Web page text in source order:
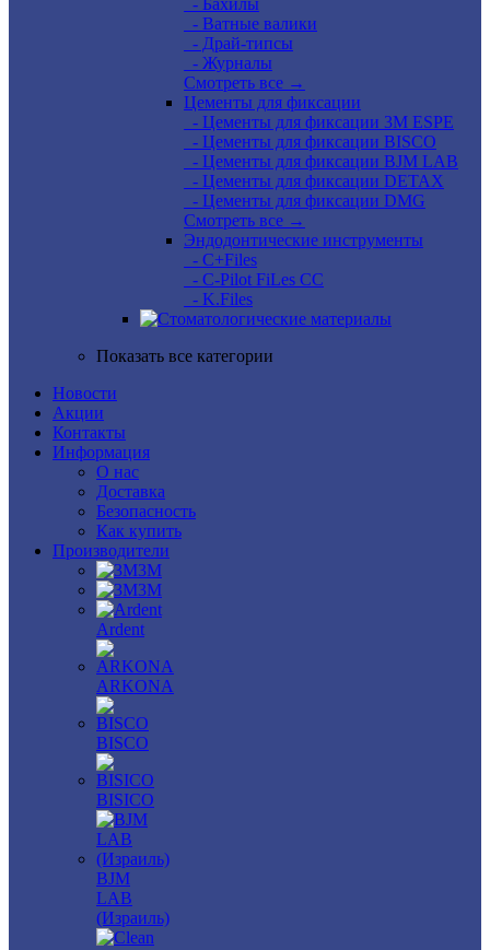
- Бахилы
- Ватные валики
- Драй-типсы
- Журналы
Смотреть все →
Цементы для фиксации
- Цементы для фиксации 3M ESPE
- Цементы для фиксации BISCO
- Цементы для фиксации BJM LAB
- Цементы для фиксации DETAX
- Цементы для фиксации DMG
Смотреть все →
Эндодонтические инструменты
- C+Files
- C-Pilot FiLes CC
- K.Files
Показать все категории
Новости
Акции
Контакты
Информация
О нас
Доставка
Безопасность
Как купить
Производители
3M
3М
Ardent
ARKONA
BISCO
BISICO
BJM
LAB
(Израиль)